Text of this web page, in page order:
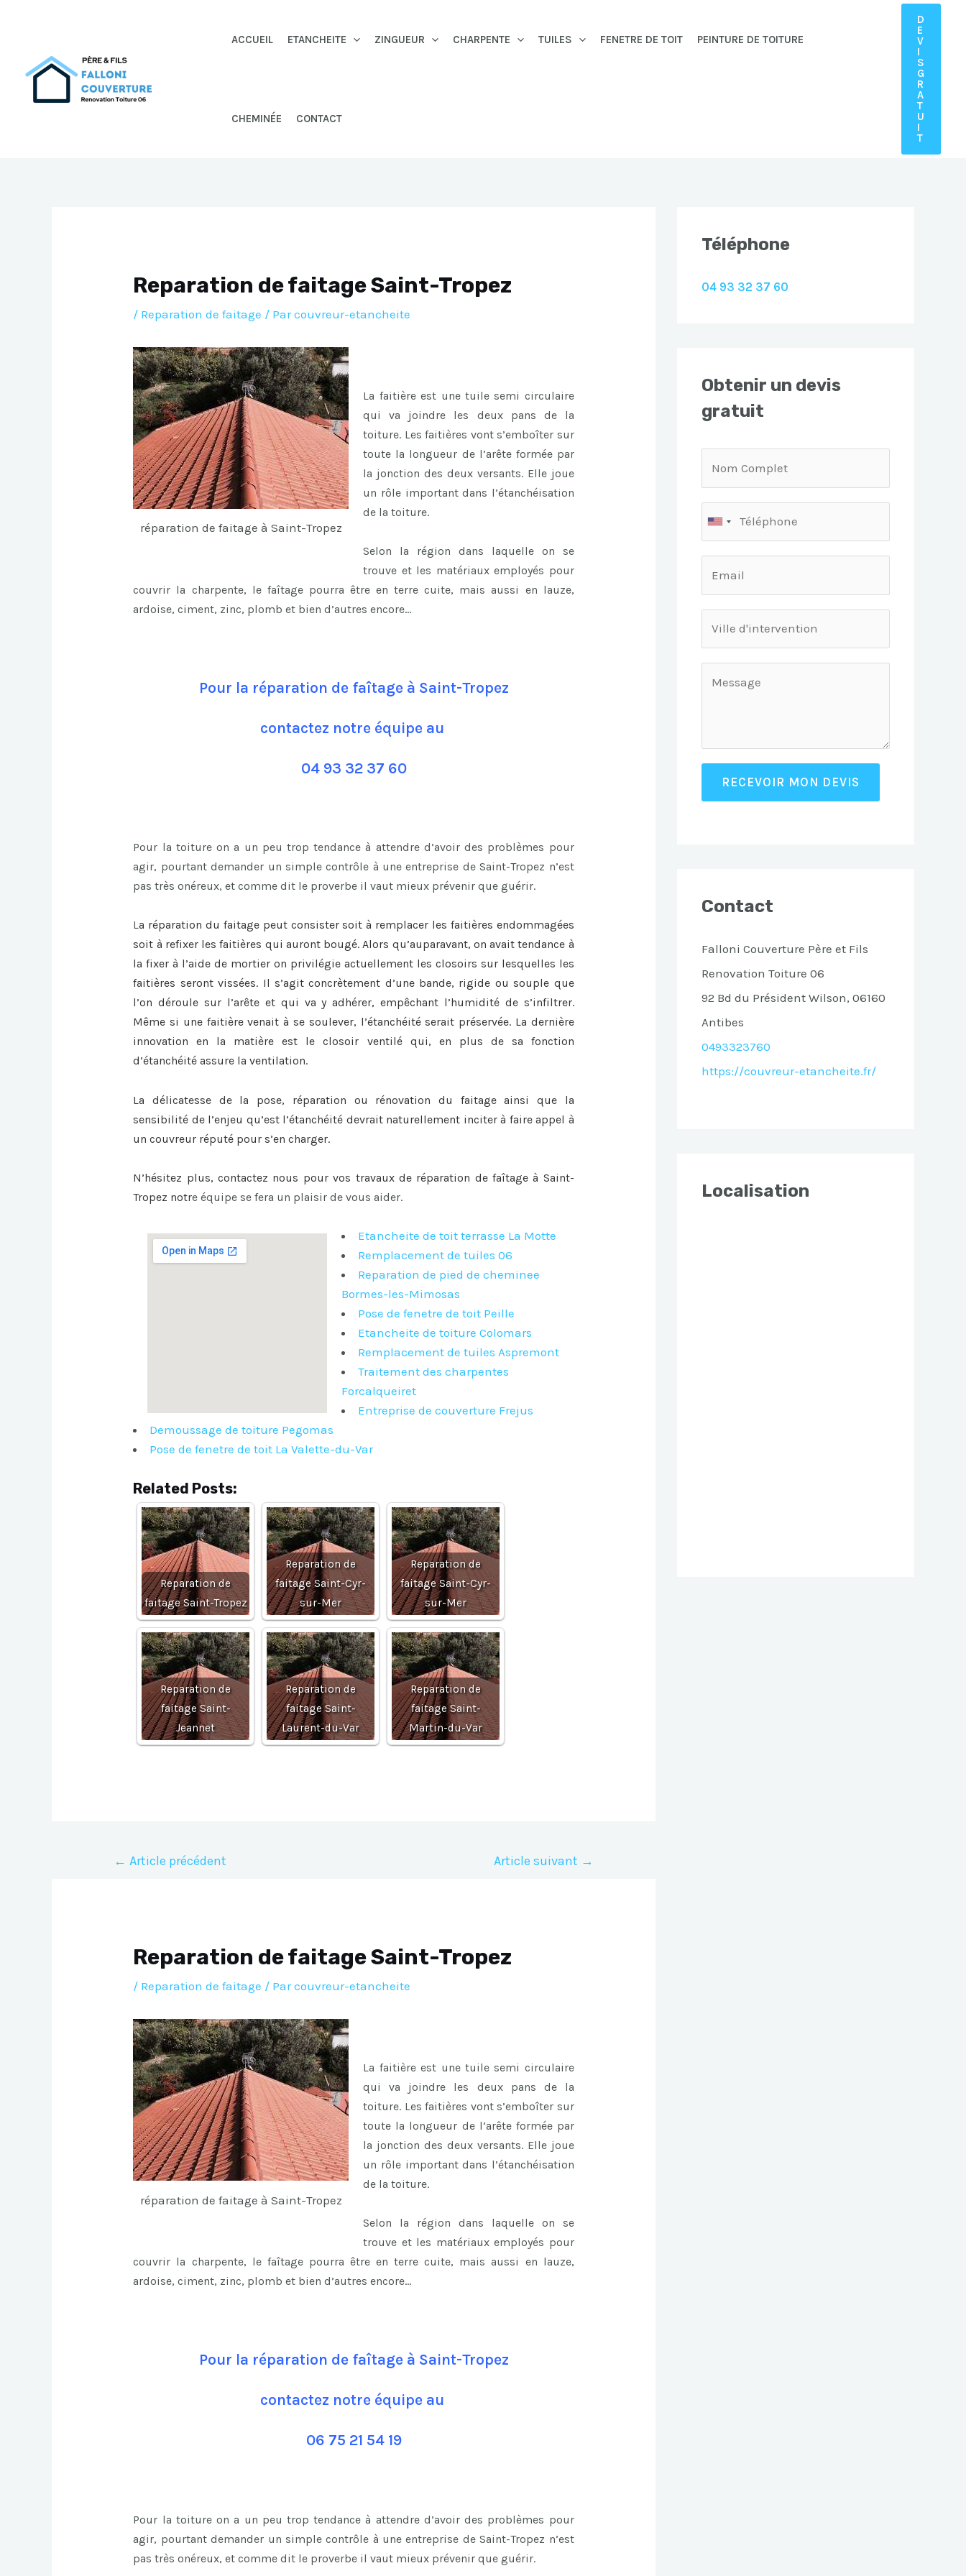
ACCUEIL ETANCHEITE ZINGUEUR CHARPENTE TUILES FENETRE DE TOIT PEINTURE DE TOITURE
CHEMINÉE CONTACT
D
E
V
I
S
G
R
A
T
U
I
T
Reparation de faitage Saint-Tropez
/ Reparation de faitage / Parcouvreur-etancheite
réparation de faitage à Saint-Tropez
La faitière est une tuile semi circulaire
qui va joindre les deux pans de la
toiture. Les faitières vont s’emboîter sur
toute la longueur de l’arête formée par
la jonction des deux versants. Elle joue
un rôle important dans l’étanchéisation
de la toiture.
Selon la région dans laquelle on se
trouve et les matériaux employés pour
couvrir la charpente, le faîtage pourra être en terre cuite, mais aussi en lauze,
ardoise, ciment, zinc, plomb et bien d’autres encore…
Pour la réparation de faîtage à Saint-Tropez
contactez notre équipe au
04 93 32 37 60
Pour la toiture on a un peu trop tendance à attendre d’avoir des problèmes pour
agir, pourtant demander un simple contrôle à une entreprise de Saint-Tropez n’est
pas très onéreux, et comme dit le proverbe il vaut mieux prévenir que guérir.
La réparation du faitage peut consister soit à remplacer les faitières endommagées
soit à refixer les faitières qui auront bougé. Alors qu’auparavant, on avait tendance à
la fixer à l’aide de mortier on privilégie actuellement les closoirs sur lesquelles les
faitières seront vissées. Il s’agit concrètement d’une bande, rigide ou souple que
l’on déroule sur l’arête et qui va y adhérer, empêchant l’humidité de s’infiltrer.
Même si une faitière venait à se soulever, l’étanchéité serait préservée. La dernière
innovation en la matière est le closoir ventilé qui, en plus de sa fonction
d’étanchéité assure la ventilation.
La délicatesse de la pose, réparation ou rénovation du faitageainsi que la
sensibilité de l’enjeu qu’est l’étanchéité devrait naturellement inciter à faire appel à
un couvreur réputé pour s’en charger.
N’hésitez plus, contactez nous pour vos travaux de réparation de faîtage à Saint-
Tropez notre équipe se fera un plaisir de vous aider.
Etancheite de toit terrasse La Motte
Remplacement de tuiles 06
Reparation de pied de cheminee
Bormes-les-Mimosas
Pose de fenetre de toit Peille
Etancheite de toiture Colomars
Remplacement de tuiles Aspremont
Traitement des charpentes
Forcalqueiret
Entreprise de couverture Frejus
Demoussage de toiture Pegomas
Pose de fenetre de toit La Valette-du-Var
Related Posts:
Reparation de
faitage Saint-Tropez
Reparation de
faitage Saint-Cyr-
sur-Mer
Reparation de
faitage Saint-Cyr-
sur-Mer
Reparation de
faitage Saint-
Jeannet
Reparation de
faitage Saint-
Laurent-du-Var
Reparation de
faitage Saint-
Martin-du-Var
Navigation
← Article précédent Article suivant →
Reparation de faitage Saint-Tropez
/ Reparation de faitage / Parcouvreur-etancheite
réparation de faitage à Saint-Tropez
La faitière est une tuile semi circulaire
qui va joindre les deux pans de la
toiture. Les faitières vont s’emboîter sur
toute la longueur de l’arête formée par
la jonction des deux versants. Elle joue
un rôle important dans l’étanchéisation
de la toiture.
Selon la région dans laquelle on se
trouve et les matériaux employés pour
couvrir la charpente, le faîtage pourra être en terre cuite, mais aussi en lauze,
ardoise, ciment, zinc, plomb et bien d’autres encore…
Pour la réparation de faîtage à Saint-Tropez
contactez notre équipe au
06 75 21 54 19
Pour la toiture on a un peu trop tendance à attendre d’avoir des problèmes pour
agir, pourtant demander un simple contrôle à une entreprise de Saint-Tropez n’est
pas très onéreux, et comme dit le proverbe il vaut mieux prévenir que guérir.
Téléphone
04 93 32 37 60
Obtenir un devis
gratuit
RECEVOIR MON DEVIS
Contact
Falloni Couverture Père et Fils
Renovation Toiture 06
92 Bd du Président Wilson, 06160
Antibes
0493323760
https://couvreur-etancheite.fr/
Localisation